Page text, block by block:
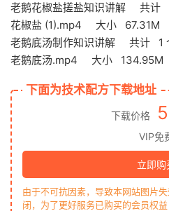
老鹅花椒盐搓盐知识讲解 共计
花椒盐 (1).mp4 大小 67.31M
老鹅底汤制作知识讲解 共计 1
老鹅底汤.mp4 大小 134.95M
下面为技术配方下载地址
下载价格
VIP免
立即购
由于不可抗因素，导致本网站图片
闭，为了更好服务已购买的会员权